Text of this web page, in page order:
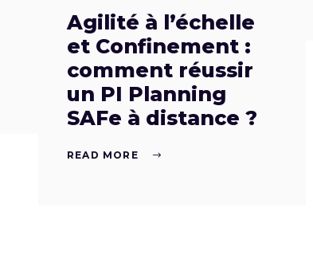
Agilité à l’échelle
et Confinement :
comment réussir
un PI Planning
SAFe à distance ?
READ MORE